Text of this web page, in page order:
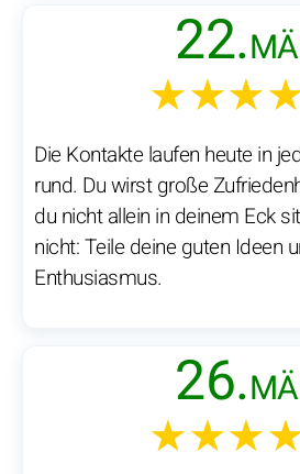
22.
Die Kontakte laufen heute in
rund. Du wirst große
du nicht allein in deinem Eck
nicht: Teile deine guten Ideen
Enthusiasmus.
26.